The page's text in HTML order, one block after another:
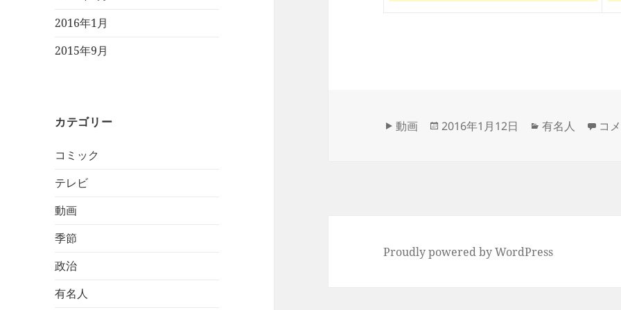
2016年1月
2015年9月
カテゴリー
コミック
テレビ
動画
季節
政治
有名人
フ
動画
投
2016年1月12日
カ
有名人 デ
コ
Proudly powered by WordPress